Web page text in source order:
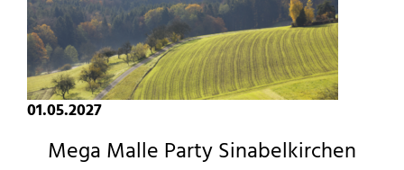
01.05.2027
Mega Malle Party Sinabelkirchen